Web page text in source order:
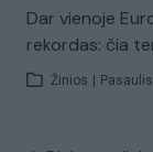
Dar vienoje
rekordas: čia
Žinios Pasaulis